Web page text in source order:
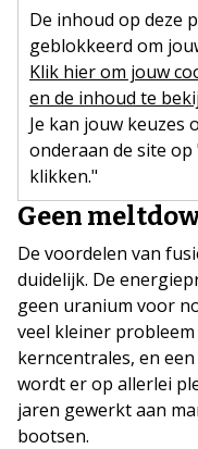
De inhoud op deze
geblokkeerd om
Klik hier om jouw
en de inhoud te
Je kan jouw keuzes
onderaan de site
klikken."
Geen
De voordelen van
duidelijk. De
geen uranium voor
veel kleiner
kerncentrales, en
wordt er op allerlei
jaren gewerkt aan
bootsen.